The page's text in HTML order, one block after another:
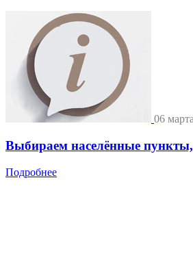
06
Выбираем населённые
Подробнее